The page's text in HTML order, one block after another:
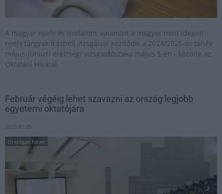
A magyar nyelv és irodalom, valamint a magyar mint idegen
nyelv tárgyak írásbeli vizsgáival kezdődik a 2024/2025-ös tanév
május-júniusi érettségi vizsgaidőszaka május 5-én - közölte az
Oktatási Hivatal.
Február végéig lehet szavazni az ország legjobb
egyetemi oktatójára
2025.02.25
Országos hírek